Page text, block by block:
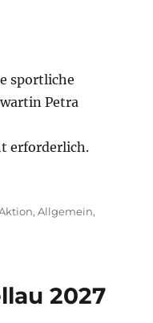
sportliche
Petra
erforderlich.
Kategorien
,Allgemein,
2027